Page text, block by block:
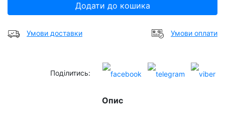
Додати до кошика
Умови доставки Умови оплати
Поділитись:
Опис